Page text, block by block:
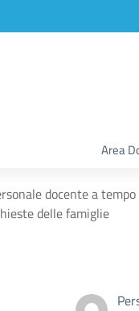
Area
docente a
delle famiglie